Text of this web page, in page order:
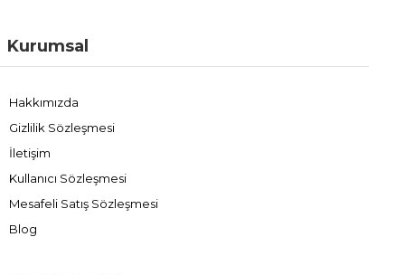
Kurumsal
Hakkımızda
Gizlilik Sözleşmesi
İletişim
Kullanıcı Sözleşmesi
Mesafeli Satış Sözleşmesi
Blog